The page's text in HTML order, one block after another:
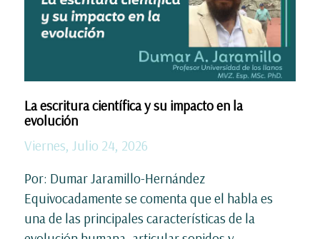
La escritura científica y su impacto en la
evolución
Viernes, Julio 24, 2026
Por: Dumar Jaramillo-Hernández
Equivocadamente se comenta que el habla es
una de las principales características de la